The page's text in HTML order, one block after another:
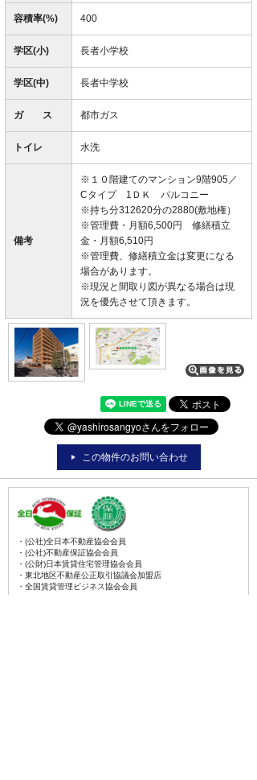
容積率(%) 400
学区(小) 長者小学校
学区(中) 長者中学校
ガ ス 都市ガス
トイレ 水洗
備考
※１０階建てのマンション9階905／
Cタイプ 1ＤＫ バルコニー
※持ち分312620分の2880(敷地権）
※管理費・月額6,500円 修繕積立
金・月額6,510円
※管理費、修繕積立金は変更になる
場合があります。
※現況と間取り図が異なる場合は現
況を優先させて頂きます。
この物件のお問い合わせ
・(公社)全日本不動産協会会員
・(公社)不動産保証協会会員
・(公財)日本賃貸住宅管理協会会員
・東北地区不動産公正取引協議会加盟店
・全国賃貸管理ビジネス協会会員